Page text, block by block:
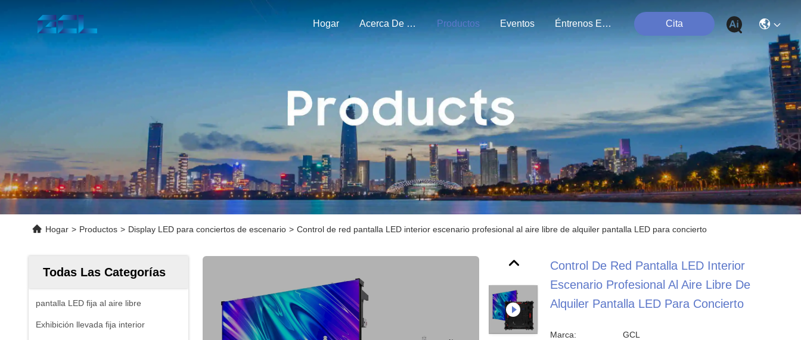
Hogar Acerca De Nosotros Productos Eventos Éntrenos En Contacto Con Cita
Hogar > Productos > Display LED para conciertos de escenario > Control de red pantalla LED interior escenario profesional al aire libre de alquiler pantalla LED para concierto
Todas Las Categorías
pantalla LED fija al aire libre
Exhibición llevada fija interior
Control De Red Pantalla LED Interior
Escenario Profesional Al Aire Libre De
Alquiler Pantalla LED Para Concierto
Marca: GCL